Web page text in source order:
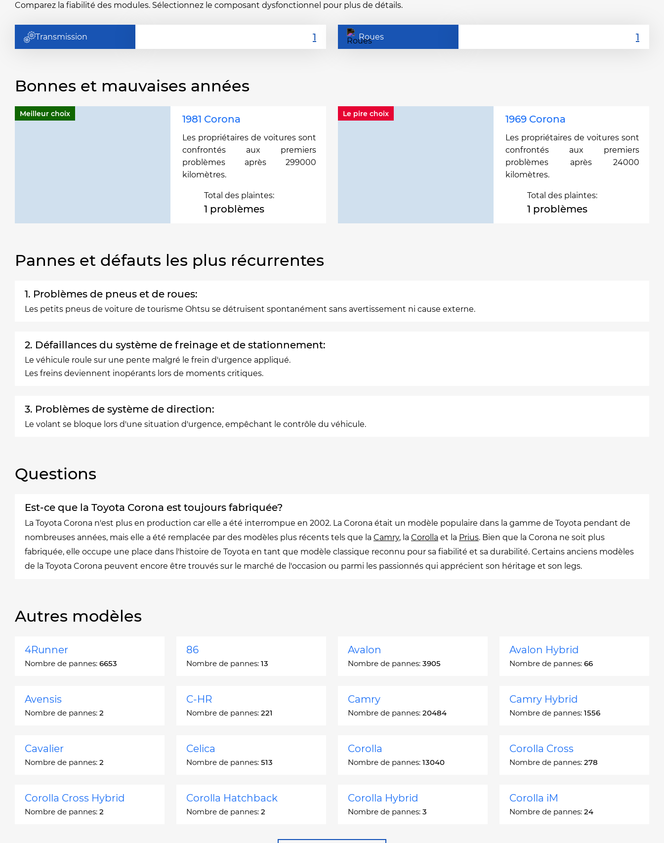
Comparez la fiabilité des modules. Sélectionnez le composant dysfonctionnel pour plus de détails.
Transmission Roues
Bonnes et mauvaises années
Meilleur choix 1981 Corona
Les propriétaires de voitures sont
confrontés aux premiers
problèmes après 299000
kilomètres.
Total des plaintes:
1 problèmes
Le pire choix 1969 Corona
Les propriétaires de voitures sont
confrontés aux premiers
problèmes après 24000
kilomètres.
Total des plaintes:
1 problèmes
Pannes et défauts les plus récurrentes
1. Problèmes de pneus et de roues:
Les petits pneus de voiture de tourisme Ohtsu se détruisent spontanément sans avertissement ni cause externe.
2. Défaillances du système de freinage et de stationnement:
Le véhicule roule sur une pente malgré le frein d'urgence appliqué.
Les freins deviennent inopérants lors de moments critiques.
3. Problèmes de système de direction:
Le volant se bloque lors d'une situation d'urgence, empêchant le contrôle du véhicule.
Questions
Est-ce que la Toyota Corona est toujours fabriquée?
La Toyota Corona n'est plus en production car elle a été interrompue en 2002. La Corona était un modèle populaire dans la gamme de Toyota pendant de
nombreuses années, mais elle a été remplacée par des modèles plus récents tels que la Camry, la Corolla et la Prius. Bien que la Corona ne soit plus
fabriquée, elle occupe une place dans l'histoire de Toyota en tant que modèle classique reconnu pour sa fiabilité et sa durabilité. Certains anciens modèles
de la Toyota Corona peuvent encore être trouvés sur le marché de l'occasion ou parmi les passionnés qui apprécient son héritage et son legs.
Autres modèles
4Runner
Nombre de pannes: 6653
86
Nombre de pannes: 13
Avalon
Nombre de pannes: 3905
Avalon Hybrid
Nombre de pannes: 66
Avensis
Nombre de pannes: 2
C-HR
Nombre de pannes: 221
Camry
Nombre de pannes: 20484
Camry Hybrid
Nombre de pannes: 1556
Cavalier
Nombre de pannes: 2
Celica
Nombre de pannes: 513
Corolla
Nombre de pannes: 13040
Corolla Cross
Nombre de pannes: 278
Corolla Cross Hybrid
Nombre de pannes: 2
Corolla Hatchback
Nombre de pannes: 2
Corolla Hybrid
Nombre de pannes: 3
Corolla iM
Nombre de pannes: 24